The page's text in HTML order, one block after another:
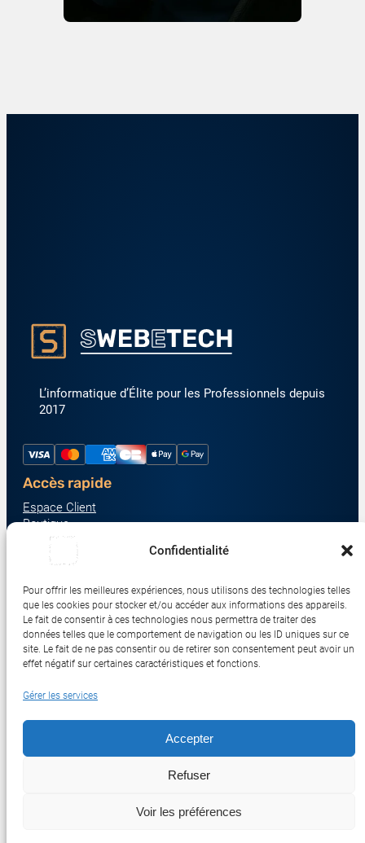
Confidentialité
Pour offrir les meilleures expériences, nous utilisons des technologies telles
que les cookies pour stocker et/ou accéder aux informations des appareils.
Le fait de consentir à ces technologies nous permettra de traiter des
données telles que le comportement de navigation ou les ID uniques sur ce
site. Le fait de ne pas consentir ou de retirer son consentement peut avoir un
effet négatif sur certaines caractéristiques et fonctions.
Gérer les services
Accepter
Refuser
Voir les préférences
L’informatique d’Élite pour les Professionnels depuis
2017
Accès rapide
Espace Client
Boutique
À propos
Nous contacter
Écrans & Moniteurs
Serveurs & Stockage
Impression & Consommables
Ordinateurs & Tablettes
Réseau & IoT
Conditions Générales de Vente